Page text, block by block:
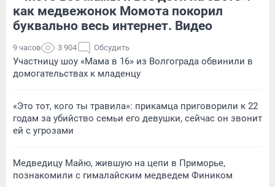
как медвежонок Момота покорил
буквально весь интернет. Видео
9 часов 3 904 Обсудить
Участницу шоу «Мама в 16» из Волгограда обвинили в
домогательствах к младенцу
«Это тот, кого ты травила»: прикамца приговорили к 22
годам за убийство семьи его девушки, сейчас он звонит
ей с угрозами
Медведицу Майю, жившую на цепи в Приморье,
познакомили с гималайским медведем Фиником